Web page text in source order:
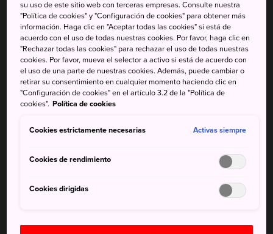
Ginza alberga dos grandes almacenes históricos:
hoy siguen abiertos y son ideales para conocer la
de una variedad de productos y marcas japonesas, por lo
sofisticados. Además, ambos cuentan con cuidadas
donde encontrarás una exclusiva selección de
su uso de este sitio web con terceras empresas. Consulte nuestra
"Política de cookies" y "Configuración de cookies" para obtener más
información. Haga clic en "Aceptar todas las cookies" si está de
acuerdo con el uso de todas nuestras cookies. Por favor, haga clic en
"Rechazar todas las cookies" para rechazar el uso de todas nuestras
cookies. Por favor, mueva el selector a activo si está de acuerdo con
el uso de una parte de nuestras cookies. Además, puede cambiar o
retirar su consentimiento en cualquier momento haciendo clic en
"Configuración de cookies" en el artículo 3.2 de la "Política de
cookies". Política de cookies
Cookies estrictamente necesarias Activas siempre
Cookies de rendimiento
Cookies dirigidas